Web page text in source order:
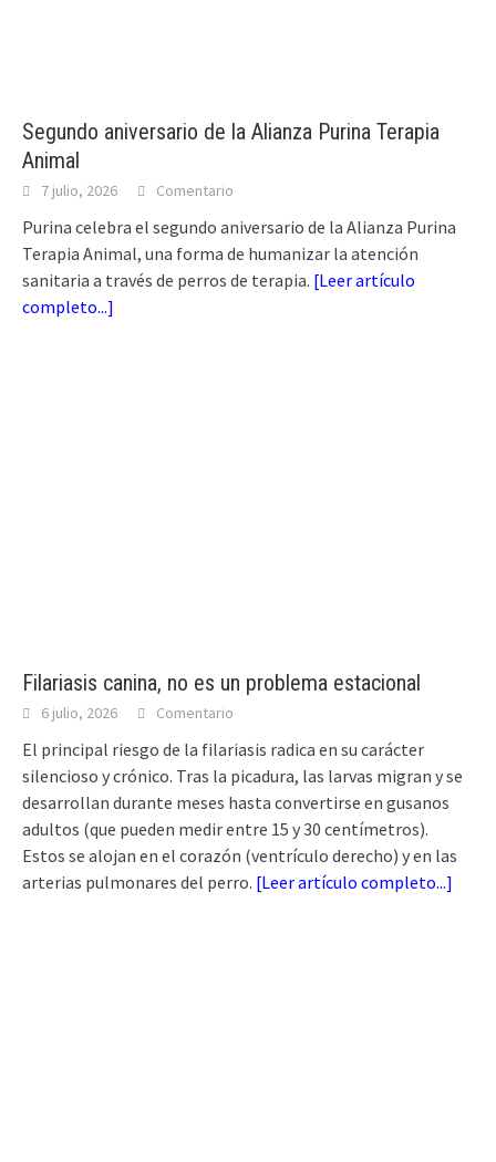
Segundo aniversario de la Alianza Purina Terapia
Animal
7 julio, 2026 Comentario
Purina celebra el segundo aniversario de la Alianza Purina
Terapia Animal, una forma de humanizar la atención
sanitaria a través de perros de terapia. [Leer artículo
completo...]
Filariasis canina, no es un problema estacional
6 julio, 2026 Comentario
El principal riesgo de la filariasis radica en su carácter
silencioso y crónico. Tras la picadura, las larvas migran y se
desarrollan durante meses hasta convertirse en gusanos
adultos (que pueden medir entre 15 y 30 centímetros).
Estos se alojan en el corazón (ventrículo derecho) y en las
arterias pulmonares del perro. [Leer artículo completo...]